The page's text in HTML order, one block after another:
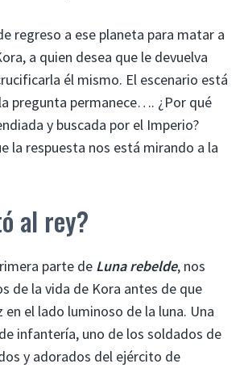
regreso a ese planeta para matar a
a quien desea que le devuelva
él mismo. El escenario está
pregunta permanece…. ¿Por qué
y buscada por el Imperio?
la respuesta nos está mirando a la
al rey?
parte de Luna rebelde, nos
de la vida de Kora antes de que
en el lado luminoso de la luna. Una
infantería, uno de los soldados de
y adorados del ejército de